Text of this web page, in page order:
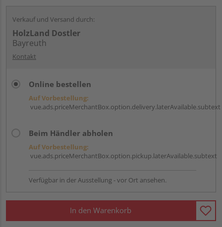
Verkauf und Versand durch:
HolzLand Dostler
Bayreuth
Kontakt
Online bestellen
Auf Vorbestellung:
vue.ads.priceMerchantBox.option.delivery.laterAvailable.subtext
Beim Händler abholen
Auf Vorbestellung:
vue.ads.priceMerchantBox.option.pickup.laterAvailable.subtext
Verfügbar in der Ausstellung - vor Ort ansehen.
In den Warenkorb